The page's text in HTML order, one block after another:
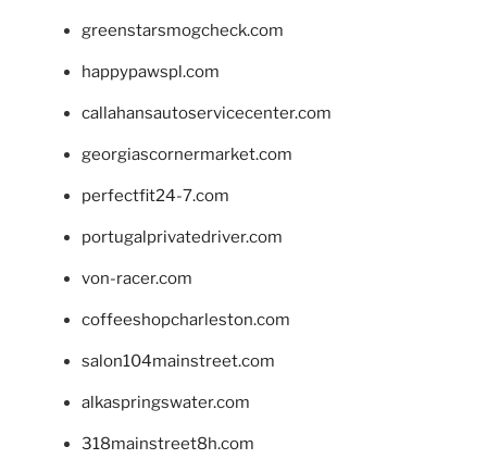
greenstarsmogcheck.com
happypawspl.com
callahansautoservicecenter.com
georgiascornermarket.com
perfectfit24-7.com
portugalprivatedriver.com
von-racer.com
coffeeshopcharleston.com
salon104mainstreet.com
alkaspringswater.com
318mainstreet8h.com